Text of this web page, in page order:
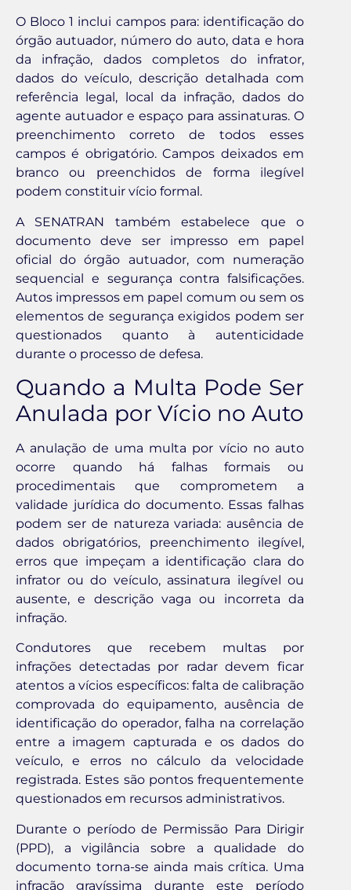
O Bloco 1 inclui campos para: identificação do
órgão autuador, número do auto, data e hora
da infração, dados completos do infrator,
dados do veículo, descrição detalhada com
referência legal, local da infração, dados do
agente autuador e espaço para assinaturas. O
preenchimento correto de todos esses
campos é obrigatório. Campos deixados em
branco ou preenchidos de forma ilegível
podem constituir vício formal.
A SENATRAN também estabelece que o
documento deve ser impresso em papel
oficial do órgão autuador, com numeração
sequencial e segurança contra falsificações.
Autos impressos em papel comum ou sem os
elementos de segurança exigidos podem ser
questionados quanto à autenticidade
durante o processo de defesa.
Quando a Multa Pode Ser
Anulada por Vício no Auto
A anulação de uma multa por vício no auto
ocorre quando há falhas formais ou
procedimentais que comprometem a
validade jurídica do documento. Essas falhas
podem ser de natureza variada: ausência de
dados obrigatórios, preenchimento ilegível,
erros que impeçam a identificação clara do
infrator ou do veículo, assinatura ilegível ou
ausente, e descrição vaga ou incorreta da
infração.
Condutores que recebem multas por
infrações detectadas por radar devem ficar
atentos a vícios específicos: falta de calibração
comprovada do equipamento, ausência de
identificação do operador, falha na correlação
entre a imagem capturada e os dados do
veículo, e erros no cálculo da velocidade
registrada. Estes são pontos frequentemente
questionados em recursos administrativos.
Durante o período de Permissão Para Dirigir
(PPD), a vigilância sobre a qualidade do
documento torna-se ainda mais crítica. Uma
infração gravíssima durante este período